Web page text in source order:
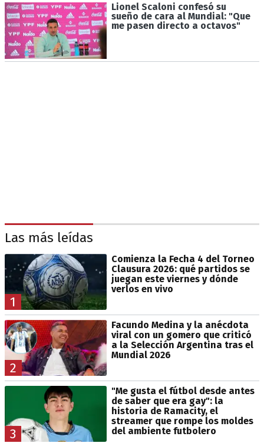
Lionel Scaloni confesó su
sueño de cara al Mundial: "Que
me pasen directo a octavos"
Las más leídas
1
Comienza la Fecha 4 del Torneo
Clausura 2026: qué partidos se
juegan este viernes y dónde
verlos en vivo
2
Facundo Medina y la anécdota
viral con un gomero que criticó
a la Selección Argentina tras el
Mundial 2026
3
"Me gusta el fútbol desde antes
de saber que era gay": la
historia de Ramacity, el
streamer que rompe los moldes
del ambiente futbolero